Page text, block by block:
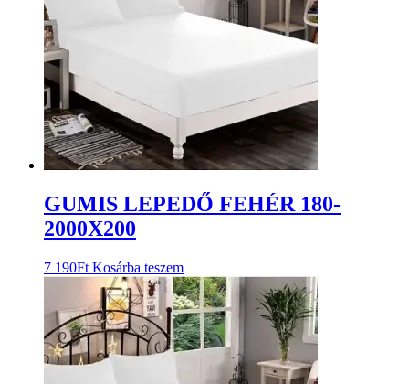
GUMIS LEPEDŐ FEHÉR 180-
2000X200
7 190Ft Kosárba teszem